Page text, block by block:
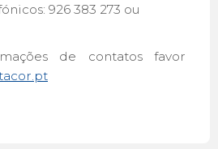
926 383 273 ou
de contatos favor